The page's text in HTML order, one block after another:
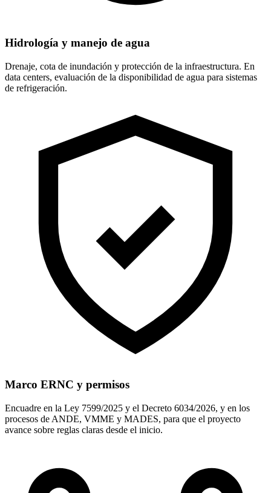
Hidrología y manejo de agua
Drenaje, cota de inundación y protección de la infraestructura. En
data centers, evaluación de la disponibilidad de agua para sistemas
de refrigeración.
Marco ERNC y permisos
Encuadre en la Ley 7599/2025 y el Decreto 6034/2026, y en los
procesos de ANDE, VMME y MADES, para que el proyecto
avance sobre reglas claras desde el inicio.